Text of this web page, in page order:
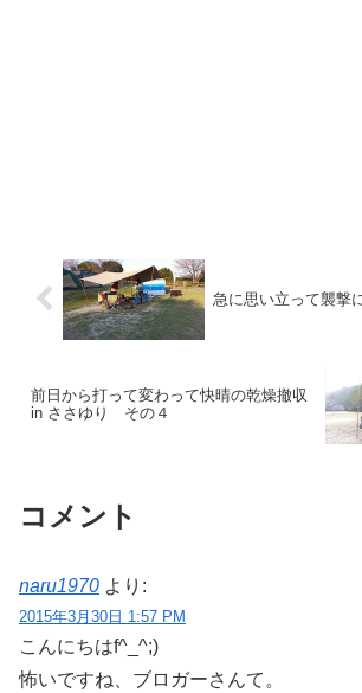
急に思い立って襲撃
前日から打って変わって快晴の乾燥撤収
in ささゆり その４
コメント
naru1970 より:
2015年3月30日 1:57 PM
こんにちはf^_^;)
怖いですね、ブロガーさんて。